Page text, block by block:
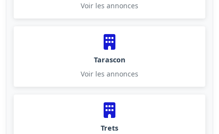
Voir les annonces
Tarascon
Voir les annonces
Trets